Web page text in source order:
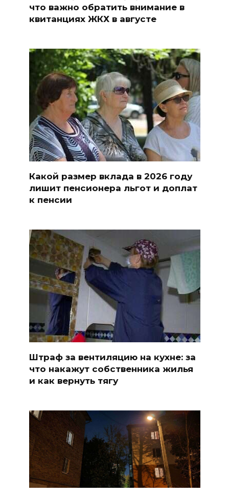
что важно обратить внимание в
квитанциях ЖКХ в августе
Какой размер вклада в 2026 году
лишит пенсионера льгот и доплат
к пенсии
Штраф за вентиляцию на кухне: за
что накажут собственника жилья
и как вернуть тягу